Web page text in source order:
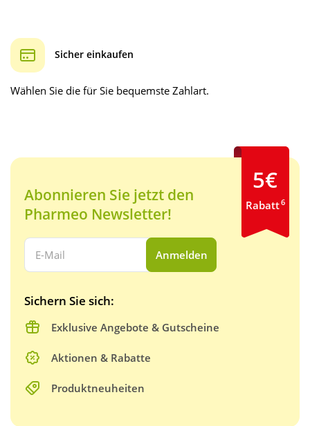
Sicher einkaufen
Wählen Sie die für Sie bequemste Zahlart.
Abonnieren Sie jetzt den
Pharmeo Newsletter!
Ihre E-Mail Adresse:
Anmelden
Sichern Sie sich:
Exklusive Angebote & Gutscheine
Aktionen & Rabatte
Produktneuheiten
5€
Rabatt6